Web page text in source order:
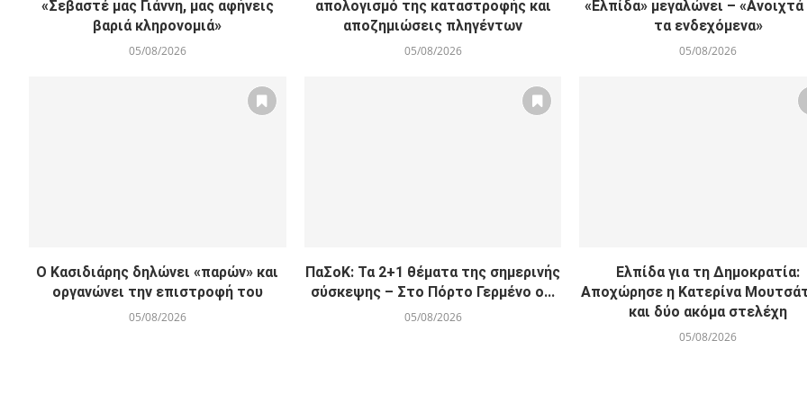
«Σεβαστέ μας Γιάννη, μας αφήνεις
βαριά κληρονομιά»
05/08/2026
απολογισμό της καταστροφής και
αποζημιώσεις πληγέντων
05/08/2026
«Ελπίδα» μεγαλώνει –
τα ενδεχόμενα»
05/08/2026
Ο Κασιδιάρης δηλώνει «παρών» και
οργανώνει την επιστροφή του
05/08/2026
ΠαΣοΚ: Τα 2+1 θέματα της σημερινής
σύσκεψης – Στο Πόρτο Γερμένο ο...
05/08/2026
Ελπίδα για τη Δημοκρατία:
Αποχώρησε η Κατερίνα
και δύο ακόμα στελέχη
05/08/2026